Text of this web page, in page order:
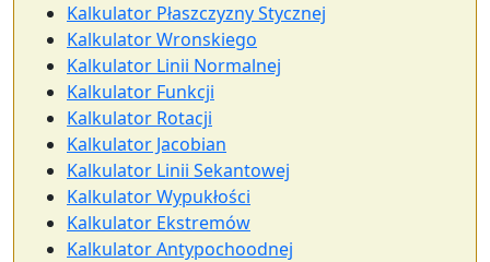
Kalkulator Płaszczyzny Stycznej
Kalkulator Wronskiego
Kalkulator Linii Normalnej
Kalkulator Funkcji
Kalkulator Rotacji
Kalkulator Jacobian
Kalkulator Linii Sekantowej
Kalkulator Wypukłości
Kalkulator Ekstremów
Kalkulator Antypochoodnej